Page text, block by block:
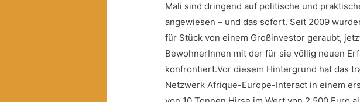
Mali sind dringend auf politische und
angewiesen – und das sofort. Seit 2009
für Stück von einem Großinvestor geraubt,
BewohnerInnen mit der für sie völlig neuen
konfrontiert.Vor diesem Hintergrund hat das
Netzwerk Afrique-Europe-Interact in einem